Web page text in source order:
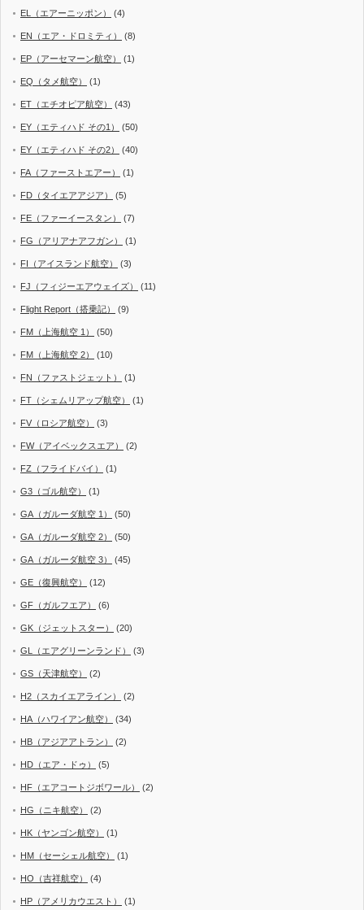
EL（エアーニッポン） (4)
EN（エア・ドロミティ） (8)
EP（アーセマーン航空） (1)
EQ（タメ航空） (1)
ET（エチオピア航空） (43)
EY（エティハド その1） (50)
EY（エティハド その2） (40)
FA（ファーストエアー） (1)
FD（タイエアアジア） (5)
FE（ファーイースタン） (7)
FG（アリアナアフガン） (1)
FI（アイスランド航空） (3)
FJ（フィジーエアウェイズ） (11)
Flight Report（搭乗記） (9)
FM（上海航空 1） (50)
FM（上海航空 2） (10)
FN（ファストジェット） (1)
FT（シェムリアップ航空） (1)
FV（ロシア航空） (3)
FW（アイベックスエア） (2)
FZ（フライドバイ） (1)
G3（ゴル航空） (1)
GA（ガルーダ航空 1） (50)
GA（ガルーダ航空 2） (50)
GA（ガルーダ航空 3） (45)
GE（復興航空） (12)
GF（ガルフエア） (6)
GK（ジェットスター） (20)
GL（エアグリーンランド） (3)
GS（天津航空） (2)
H2（スカイエアライン） (2)
HA（ハワイアン航空） (34)
HB（アジアアトラン） (2)
HD（エア・ドゥ） (5)
HF（エアコートジボワール） (2)
HG（ニキ航空） (2)
HK（ヤンゴン航空） (1)
HM（セーシェル航空） (1)
HO（吉祥航空） (4)
HP（アメリカウエスト） (1)